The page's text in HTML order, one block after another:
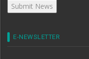
E-NEWSLETTER